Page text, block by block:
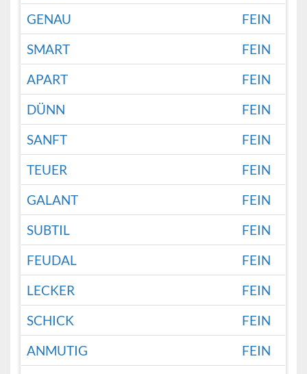
GENAU
FEIN
SMART
FEIN
APART
FEIN
DÜNN
FEIN
SANFT
FEIN
TEUER
FEIN
GALANT
FEIN
SUBTIL
FEIN
FEUDAL
FEIN
LECKER
FEIN
SCHICK
FEIN
ANMUTIG
FEIN